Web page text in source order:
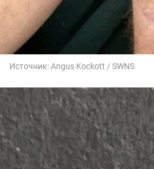
Источник:Angus Kockott / SWNS